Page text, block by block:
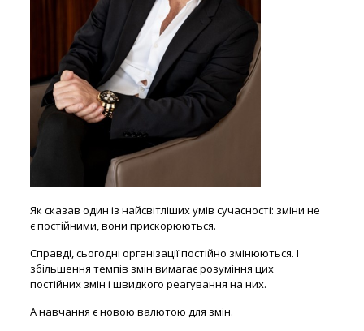
Як сказав один із найсвітліших умів сучасності: зміни не
є постійними, вони прискорюються.
Справді, сьогодні організації постійно змінюються. І
збільшення темпів змін вимагає розуміння цих
постійних змін і швидкого реагування на них.
А навчання є новою валютою для змін.